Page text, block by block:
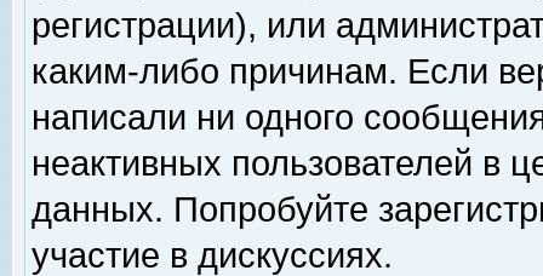
регистрации), или
каким-либо причинам. Если
написали ни одного
неактивных пользователей в
данных. Попробуйте
участие в дискуссиях.